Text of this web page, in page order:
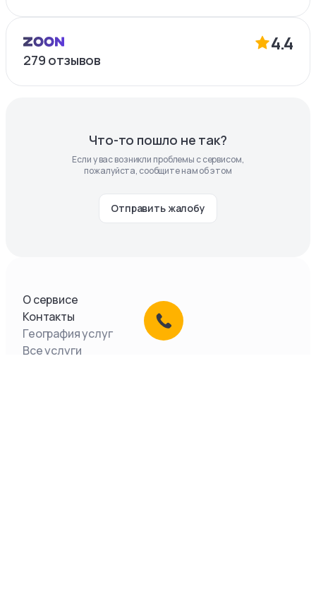
4.4
279 отзывов
Что-то пошло не так?
Если у вас возникли проблемы с сервисом,
пожалуйста, сообщите нам об этом
Отправить жалобу
О сервисе
Контакты
География услуг
Все услуги